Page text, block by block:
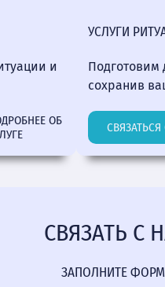
и
ОБ
УСЛУГИ
Подготовим
сохранив
СВЯЗАТЬ С
ЗАПОЛНИТЕ